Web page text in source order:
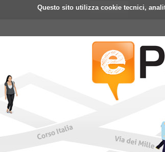
Questo sito utilizza cookie tecnici,
Home ePart